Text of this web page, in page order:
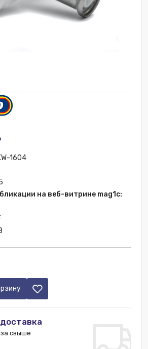
1604
на веб-витрине mag1c:
свыше